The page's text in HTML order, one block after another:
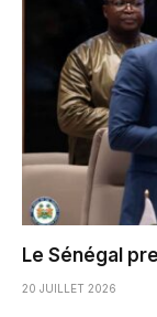
Le Sénégal
20 JUILLET 2026